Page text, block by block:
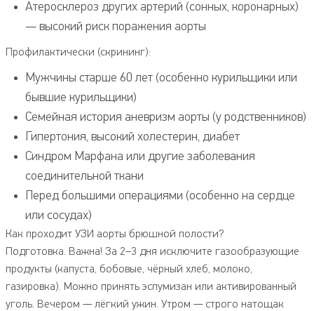
Атеросклероз других артерий (сонных, коронарных)
— высокий риск поражения аорты
Профилактически (скрининг):
Мужчины старше 60 лет (особенно курильщики или
бывшие курильщики)
Семейная история аневризм аорты (у родственников)
Гипертония, высокий холестерин, диабет
Синдром Марфана или другие заболевания
соединительной ткани
Перед большими операциями (особенно на сердце
или сосудах)
Как проходит УЗИ аорты брюшной полости?
Подготовка. Важна! За 2–3 дня исключите газообразующие
продукты (капуста, бобовые, чёрный хлеб, молоко,
газировка). Можно принять эспумизан или активированный
уголь. Вечером — лёгкий ужин. Утром — строго натощак